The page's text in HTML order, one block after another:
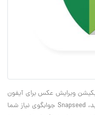
اگر قصد ندارید برای در اختیار داشتن یک اپلیکیشن ویرایش عکس برای آی‎فون
یا تلفن هوشمند آندرويد خود پولی خرج کنید، Snapseed جوابگوی نیاز شما